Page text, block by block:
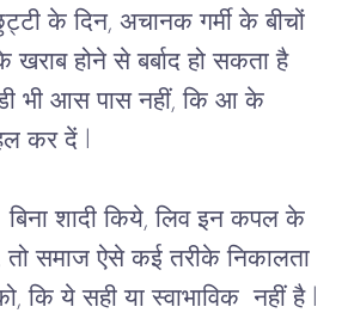
के दिन, अचानक गर्मी के बीचों
होने से बर्बाद हो सकता है
भी आस पास नहीं, कि आ के
कर दें l
बिना शादी किये, लिव इन कपल के
तो समाज ऐसे कई तरीके निकालता
कि ये सही या स्वाभाविक  नहीं है l